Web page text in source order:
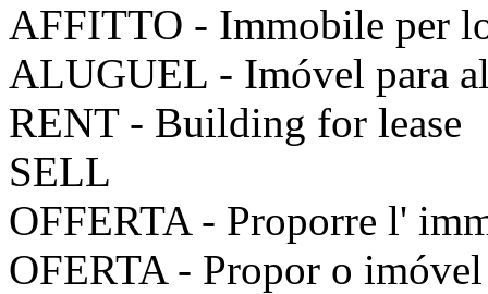
AFFITTO - Immobile per
ALUGUEL - Imóvel para
RENT - Building for lease
SELL
OFFERTA - Proporre l'
OFERTA - Propor o imóvel